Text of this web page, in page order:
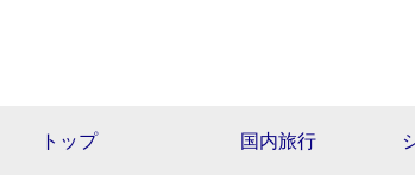
トップ 国内旅行